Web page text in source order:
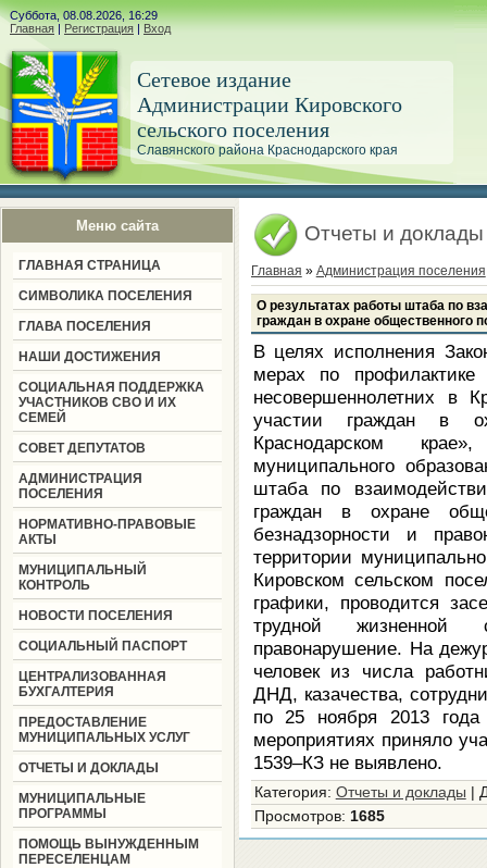
Суббота, 08.08.2026, 16:29
Главная | Регистрация | Вход
Сетевое издание
Администрации Кировского
сельского поселения
Славянского района Краснодарского края
Меню сайта
ГЛАВНАЯ СТРАНИЦА
СИМВОЛИКА ПОСЕЛЕНИЯ
ГЛАВА ПОСЕЛЕНИЯ
НАШИ ДОСТИЖЕНИЯ
СОЦИАЛЬНАЯ ПОДДЕРЖКА
УЧАСТНИКОВ СВО И ИХ
СЕМЕЙ
СОВЕТ ДЕПУТАТОВ
АДМИНИСТРАЦИЯ
ПОСЕЛЕНИЯ
НОРМАТИВНО-ПРАВОВЫЕ
АКТЫ
МУНИЦИПАЛЬНЫЙ
КОНТРОЛЬ
НОВОСТИ ПОСЕЛЕНИЯ
СОЦИАЛЬНЫЙ ПАСПОРТ
ЦЕНТРАЛИЗОВАННАЯ
БУХГАЛТЕРИЯ
ПРЕДОСТАВЛЕНИЕ
МУНИЦИПАЛЬНЫХ УСЛУГ
ОТЧЕТЫ И ДОКЛАДЫ
МУНИЦИПАЛЬНЫЕ
ПРОГРАММЫ
ПОМОЩЬ ВЫНУЖДЕННЫМ
ПЕРЕСЕЛЕНЦАМ
Отчеты и доклады
Главная » Администрация поселения
О результатах работы штаба по
граждан в охране общественного
В целях исполнения
мерах по профилактике
несовершеннолетних в
участии граждан в
Краснодарском
муниципального
штаба по
граждан в охране
безнадзорности и
территории
Кировском сельском
графики, проводится
трудной жизненной
правонарушение. На
человек из числа
ДНД, казачества,
по 25 ноября 2013
мероприятиях приняло
1539–КЗ не выявлено.
Категория: Отчеты и доклады
Просмотров: 1685